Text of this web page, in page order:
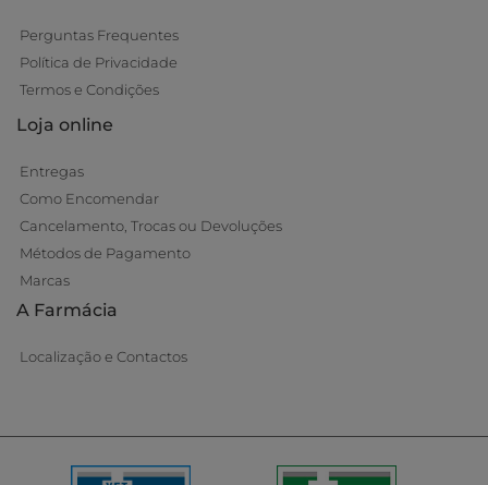
Perguntas Frequentes
Política de Privacidade
Termos e Condições
Loja online
Entregas
Como Encomendar
Cancelamento, Trocas ou Devoluções
Métodos de Pagamento
Marcas
A Farmácia
Localização e Contactos